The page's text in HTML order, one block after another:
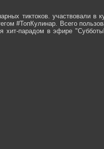
тиктоков. участвовали в
#ТопКулинар. Всего
хит-парадом в эфире